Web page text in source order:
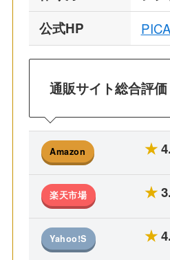
公式HP
通販サイト総合評価
Amazon ★
楽天市場 ★
Yahoo!S ★